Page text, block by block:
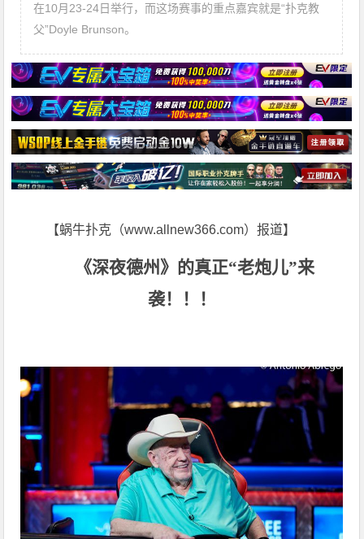
在10月23-24日举行，而这场赛事的重点嘉宾就是“扑克教
父”Doyle Brunson。
【蜗牛扑克（www.allnew366.com）报道】
《深夜德州》的真正“老炮儿”来
袭！！！